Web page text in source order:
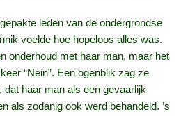
leden van de ondergrondse
voelde hoe hopeloos alles was.
onderhoud met haar man, maar het
“Nein”. Een ogenblik zag ze
haar man als een gevaarlijk
als zodanig ook werd behandeld. ’s